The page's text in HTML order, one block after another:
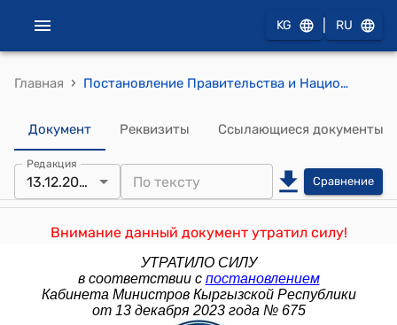
KG RU
Главная › Постановление Правительства и Национального банка КР от 23 сентября 2011 года № 603/46/10 "О Плане мероприятий по реализации Меморандума об экономической и финансовой политике (МЭФП) на 2011-2014 годы"
Документ Реквизиты Ссылающиеся документы
Редакция
13.12.2023 Сравнение
Внимание данный документ утратил силу!